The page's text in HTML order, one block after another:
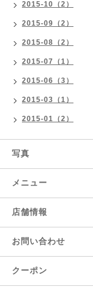
2015-10（2）
2015-09（2）
2015-08（2）
2015-07（1）
2015-06（3）
2015-03（1）
2015-01（2）
写真
メニュー
店舗情報
お問い合わせ
クーポン